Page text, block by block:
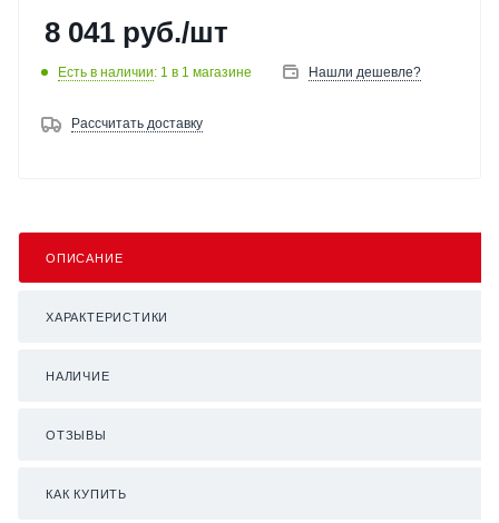
8 041 руб./шт
Есть в наличии: 1 в 1 магазине Нашли дешевле?
Рассчитать доставку
ОПИСАНИЕ
ХАРАКТЕРИСТИКИ
НАЛИЧИЕ
ОТЗЫВЫ
КАК КУПИТЬ